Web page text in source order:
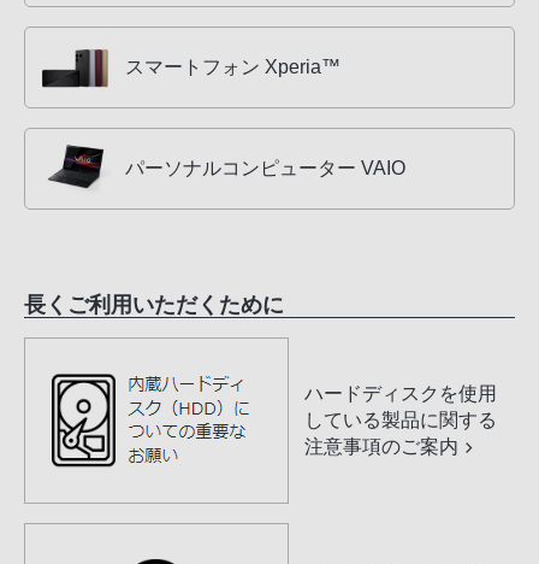
スマートフォン Xperia™
パーソナルコンピューター VAIO
長くご利用いただくために
ハードディスクを使用
している製品に関する
注意事項のご案内